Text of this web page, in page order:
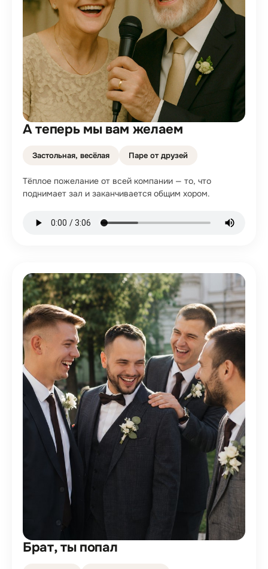
А теперь мы вам желаем
Застольная, весёлая Паре от друзей
Тёплое пожелание от всей компании — то, что
поднимает зал и заканчивается общим хором.
Брат, ты попал